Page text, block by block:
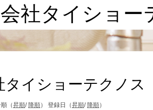
会社タイショ
タイショーテクノス
（昇順/ 降順） 登録日（昇順/ 降順）